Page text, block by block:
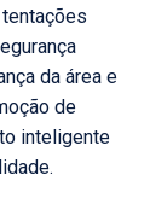
da área e
de
inteligente